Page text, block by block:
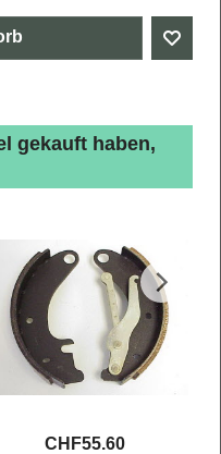
gekauft haben,
CHF55.60